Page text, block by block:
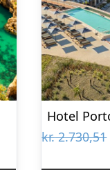
kr.2.730,51